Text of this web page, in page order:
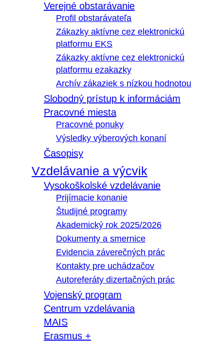
Verejné obstarávanie
Profil obstarávateľa
Zákazky aktívne cez elektronickú
platformu EKS
Zákazky aktívne cez elektronickú
platformu ezakazky
Archív zákaziek s nízkou hodnotou
Slobodný prístup k informáciám
Pracovné miesta
Pracovné ponuky
Výsledky výberových konaní
Časopisy
Vzdelávanie a výcvik
Vysokoškolské vzdelávanie
Prijímacie konanie
Študijné programy
Akademický rok 2025/2026
Dokumenty a smernice
Evidencia záverečných prác
Kontakty pre uchádzačov
Autoreferáty dizertačných prác
Vojenský program
Centrum vzdelávania
MAIS
Erasmus +